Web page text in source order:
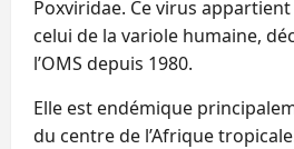
Poxviridae. Ce virus
celui de la variole humaine,
l’OMS depuis 1980.
Elle est endémique
du centre de l’Afrique